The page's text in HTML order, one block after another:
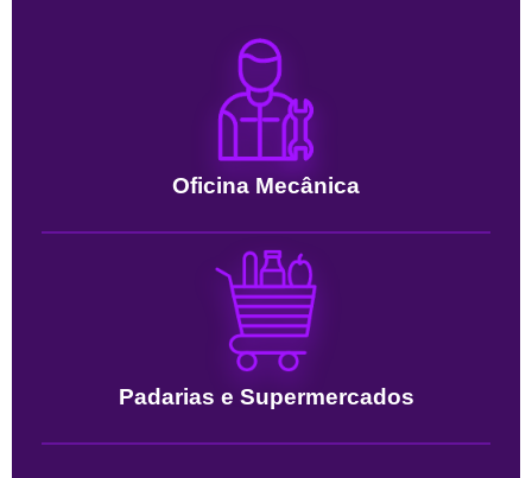
Oficina Mecânica
Padarias e Supermercados